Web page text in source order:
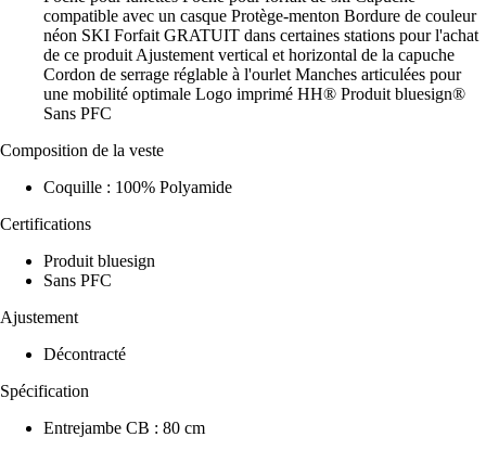
compatible avec un casque Protège-menton Bordure de couleur
néon SKI Forfait GRATUIT dans certaines stations pour l'achat
de ce produit Ajustement vertical et horizontal de la capuche
Cordon de serrage réglable à l'ourlet Manches articulées pour
une mobilité optimale Logo imprimé HH® Produit bluesign®
Sans PFC
Composition de la veste
Coquille : 100% Polyamide
Certifications
Produit bluesign
Sans PFC
Ajustement
Décontracté
Spécification
Entrejambe CB : 80 cm